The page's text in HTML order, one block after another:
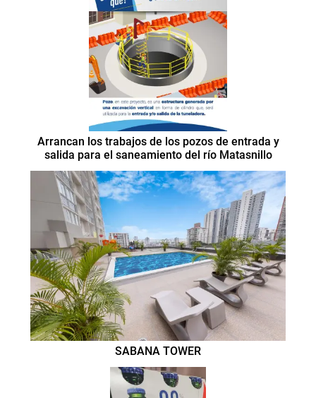
Arrancan los trabajos de los pozos de entrada y
salida para el saneamiento del río Matasnillo
SABANA TOWER